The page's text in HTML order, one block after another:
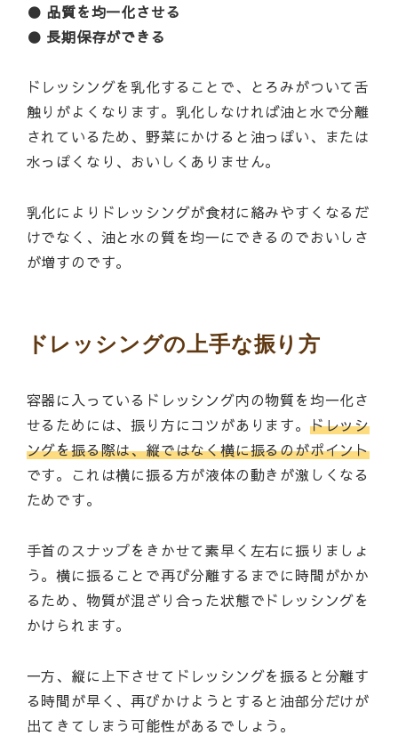
● 品質を均一化させる
● 長期保存ができる
ドレッシングを乳化することで、とろみがついて舌
触りがよくなります。乳化しなければ油と水で分離
されているため、野菜にかけると油っぽい、または
水っぽくなり、おいしくありません。
乳化によりドレッシングが食材に絡みやすくなるだ
けでなく、油と水の質を均一にできるのでおいしさ
が増すのです。
ドレッシングの上手な振り方
容器に入っているドレッシング内の物質を均一化さ
せるためには、振り方にコツがあります。 ドレッシ
ングを振る際は、縦ではなく横に振るのがポイント
です。これは横に振る方が液体の動きが激しくなる
ためです。
手首のスナップをきかせて素早く左右に振りましょ
う。横に振ることで再び分離するまでに時間がかか
るため、物質が混ざり合った状態でドレッシングを
かけられます。
一方、縦に上下させてドレッシングを振ると分離す
る時間が早く、再びかけようとすると油部分だけが
出てきてしまう可能性があるでしょう。